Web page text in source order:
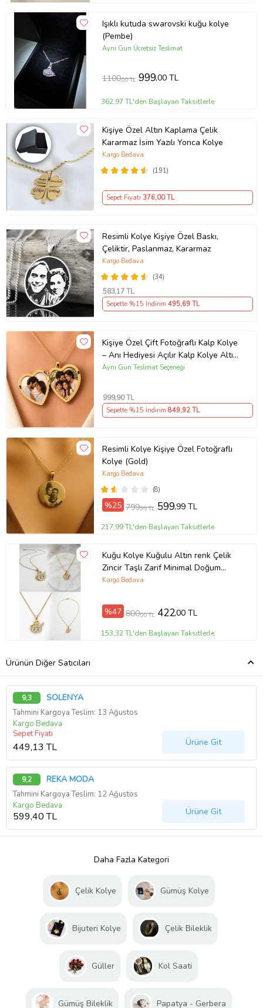
Işıklı kutuda swarovski kuğu kolye
(Pembe)
Aynı Gün Ücretsiz Teslimat
1100,00 TL 999,00 TL
362,97 TL'den Başlayan Taksitlerle
Kişiye Özel Altın Kaplama Çelik
Kararmaz İsim Yazılı Yonca Kolye
(191)
Kargo Bedava
Sepet Fiyatı 376,00 TL
Resimli Kolye Kişiye Özel Baskı,
Çeliktir, Paslanmaz, Kararmaz
(34)
Kargo Bedava
583,17 TL
Sepette %15 İndirim 495,69 TL
Kişiye Özel Çift Fotoğraflı Kalp Kolye
– Anı Hediyesi Açılır Kalp Kolye Altın
Renk Kolye Anı Kolyesi kalp kolye,
Aynı Gün Teslimat Seçeneği
999,90 TL
Sepette %15 İndirim 849,92 TL
Resimli Kolye Kişiye Özel Fotoğraflı
Kolye (Gold)
(8)
Kargo Bedava
%25 799,99 TL 599,99 TL
217,99 TL'den Başlayan Taksitlerle
Kuğu Kolye Kuğulu Altın renk Çelik
Zincir Taşlı Zarif Minimal Doğum
Günü Hediyesi Hediyelik Aksesuar
Kargo Bedava
%47 800,00 TL 422,00 TL
153,32 TL'den Başlayan Taksitlerle
Ürünün Diğer Satıcıları
9,3 SOLENYA
Tahmini Kargoya Teslim: 13 Ağustos
Kargo Bedava
Sepet Fiyatı
449,13 TL Ürüne Git
9,2 REKA MODA
Tahmini Kargoya Teslim: 12 Ağustos
Kargo Bedava
599,40 TL Ürüne Git
Daha Fazla Kategori
Çelik Kolye Gümüş Kolye
Bijuteri Kolye Çelik Bileklik
Güller Kol Saati
Gümüş Bileklik Papatya - Gerbera